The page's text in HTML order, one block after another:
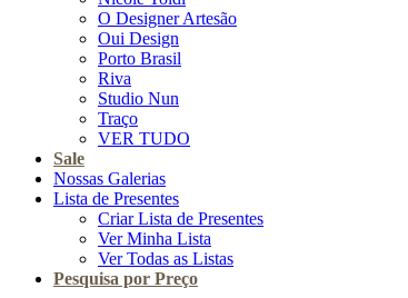
O Designer Artesão
Oui Design
Porto Brasil
Riva
Studio Nun
Traço
VER TUDO
Sale
Nossas Galerias
Lista de Presentes
Criar Lista de Presentes
Ver Minha Lista
Ver Todas as Listas
Pesquisa por Preço